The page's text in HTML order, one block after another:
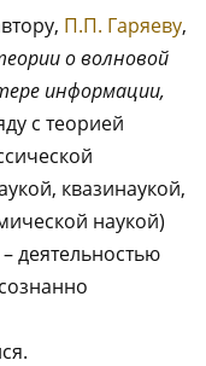
П.П. Гаряеву,
о волновой
информации,
с теорией
квазинаукой,
наукой)
деятельностью